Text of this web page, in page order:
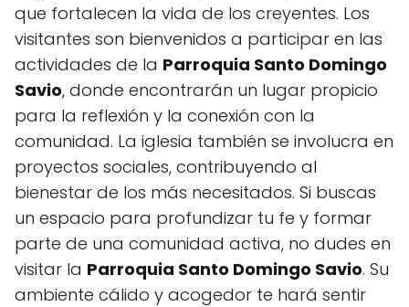
que fortalecen la vida de los creyentes. Los
visitantes son bienvenidos a participar en las
actividades de la Parroquia Santo Domingo
Savio, donde encontrarán un lugar propicio
para la reflexión y la conexión con la
comunidad. La iglesia también se involucra en
proyectos sociales, contribuyendo al
bienestar de los más necesitados. Si buscas
un espacio para profundizar tu fe y formar
parte de una comunidad activa, no dudes en
visitar la Parroquia Santo Domingo Savio. Su
ambiente cálido y acogedor te hará sentir